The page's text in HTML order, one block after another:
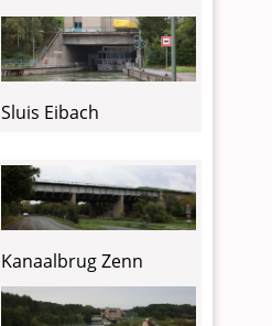
Sluis Eibach
Kanaalbrug Zenn